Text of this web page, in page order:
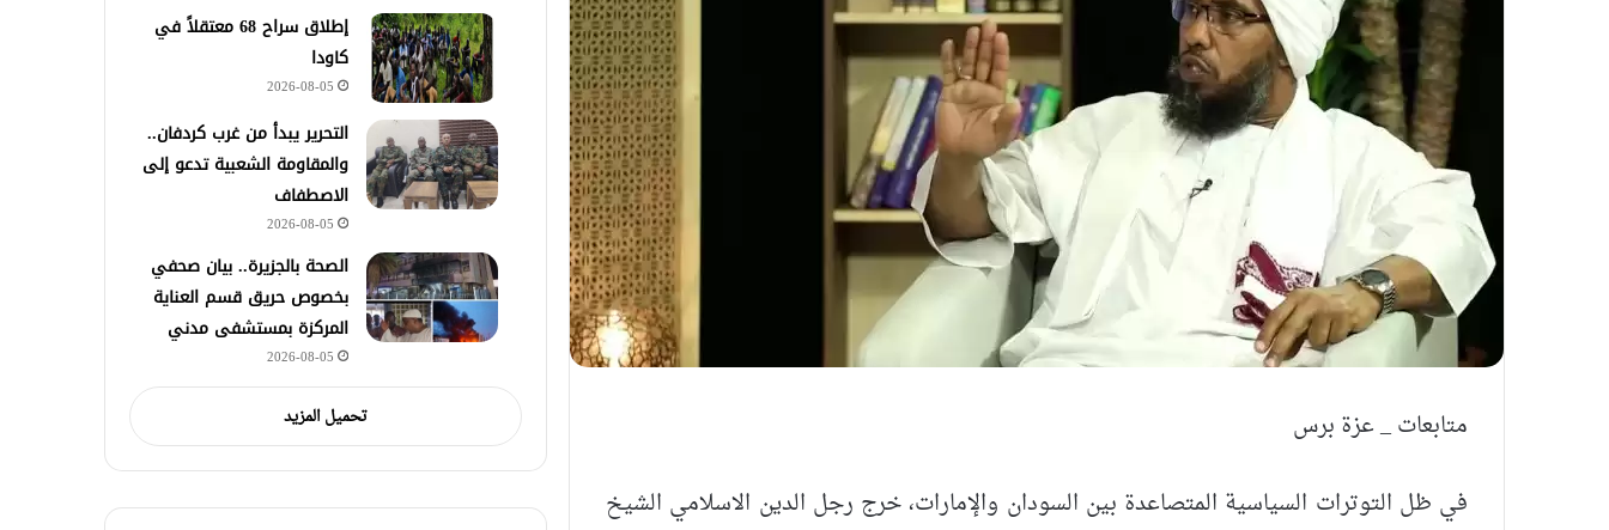
متابعات _ عزة برس
في ظل التوترات السياسية المتصاعدة بين السودان والإمارات، خرج رجل الدين الاسلامي الشيخ
إطلاق سراح 68 معتقلاً في
كاودا
2026-08-05
التحرير يبدأ من غرب كردفان..
والمقاومة الشعبية تدعو إلى
الاصطفاف
2026-08-05
الصحة بالجزيرة.. بيان صحفي
بخصوص حريق قسم العناية
المركزة بمستشفى مدني
2026-08-05
تحميل المزيد